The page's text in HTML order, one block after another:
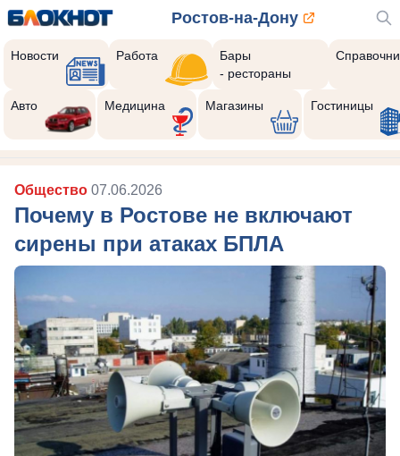
Ростов-на-Дону
Новости Работа
Бары
- рестораны
Авто Медицина Магазины Гостиницы
Общество 07.06.2026
Почему в Ростове не включают
сирены при атаках БПЛА